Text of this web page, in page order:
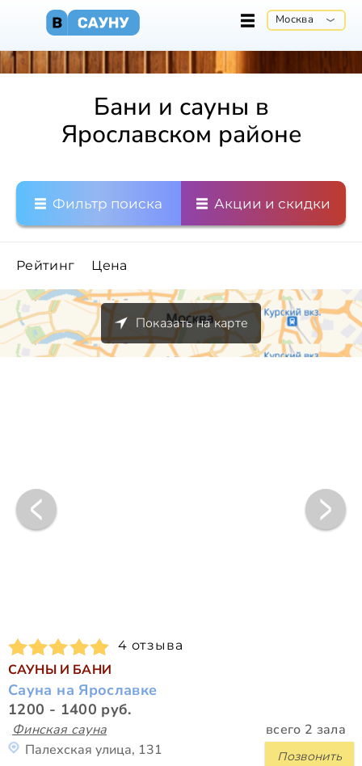
Москва
Бани и сауны в
Ярославском районе
Фильтр поиска Акции и скидки
Рейтинг Цена
Показать на карте
4 отзыва
САУНЫ И БАНИ
Сауна на Ярославке
1200 - 1400 руб.
Финская сауна всего 2 зала
Позвонить
Палехская улица, 131